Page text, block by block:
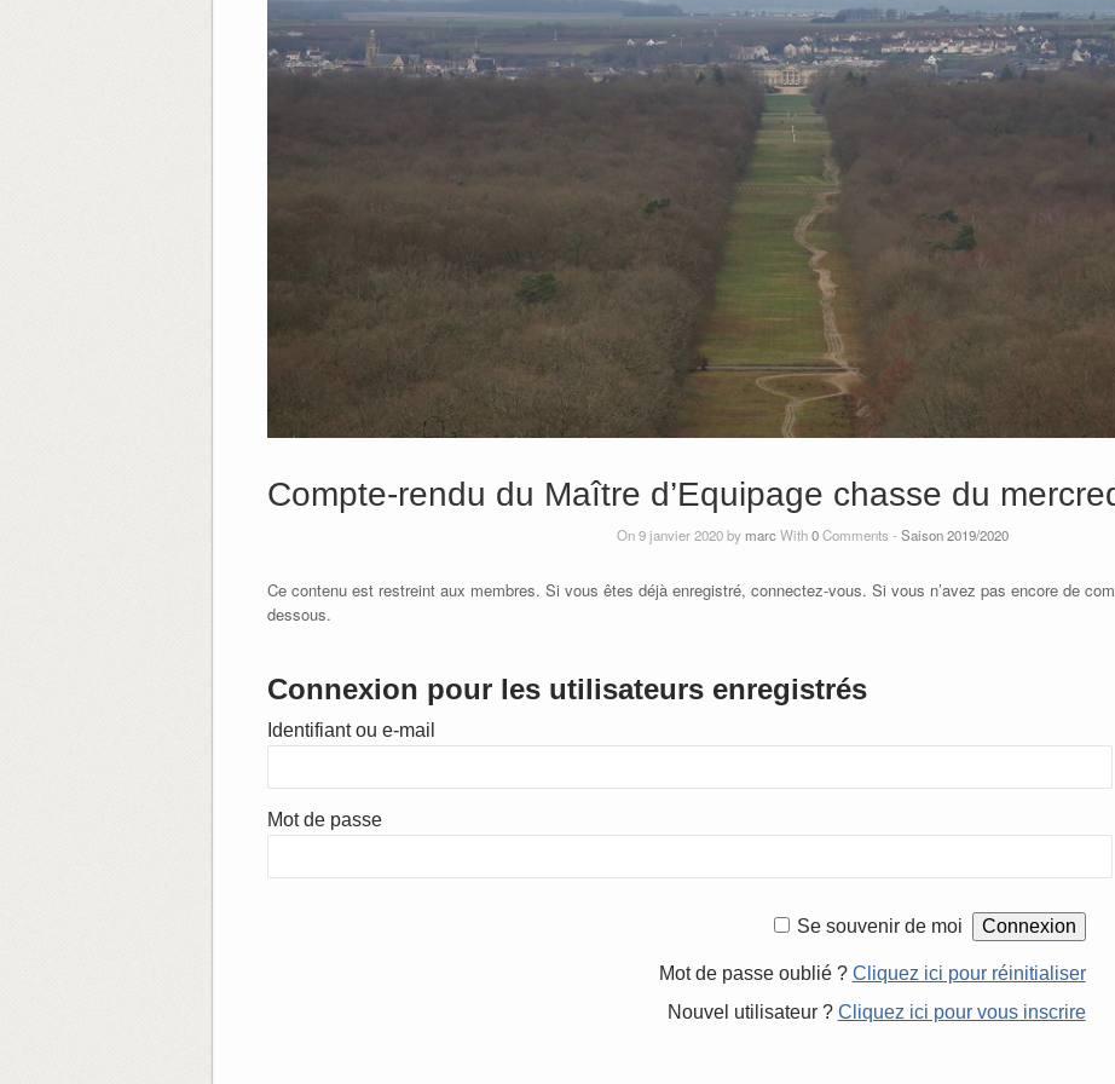
Compte-rendu du Maître d’Equipage chasse du
On 9 janvier 2020 by marcWith0Comments - Saison 2019/2020
Ce contenu est restreint aux membres. Si vous êtes déjà enregistré, connectez-vous. Si vous n’avez pas encore de
dessous.
Connexion pour les utilisateurs enregistrés
Identifiant ou e-mail
Mot de passe
Se souvenir de moi
Mot de passe oublié ? Cliquez ici pour réinitialiser
Nouvel utilisateur ? Cliquez ici pour vous inscrire